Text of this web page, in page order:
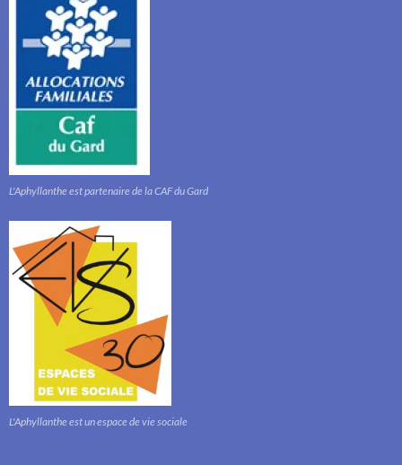
L'Aphyllanthe est partenaire de la CAF du Gard
L'Aphyllanthe est un espace de vie sociale